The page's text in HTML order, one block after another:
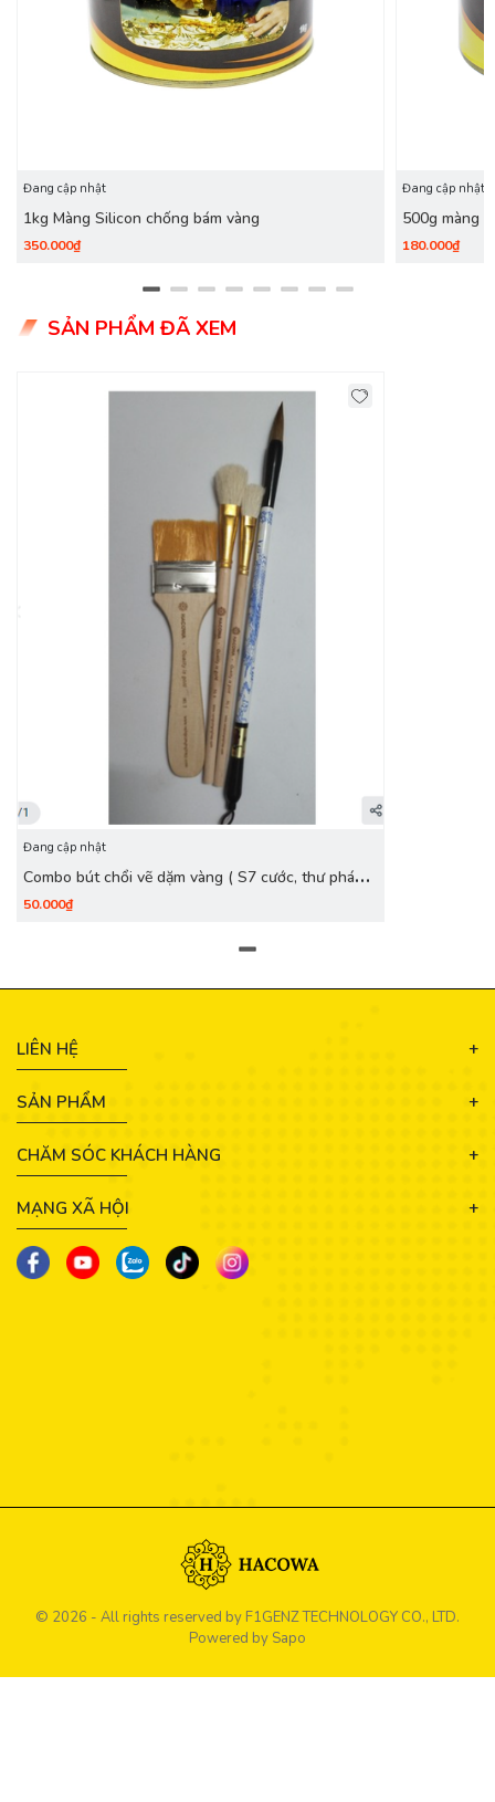
Đang cập nhật
1kg Màng Silicon chống bám vàng
350.000₫
Đang cập nhật
500g màng
180.000₫
SẢN PHẨM ĐÃ XEM
Đang cập nhật
Combo bút chổi vẽ dặm vàng ( S7 cước, thư pháp
đại, Thỏ s4.s6)
50.000₫
LIÊN HỆ
SẢN PHẨM
CHĂM SÓC KHÁCH HÀNG
MẠNG XÃ HỘI
© 2026 - All rights reserved by F1GENZ TECHNOLOGY CO., LTD.
Powered by Sapo